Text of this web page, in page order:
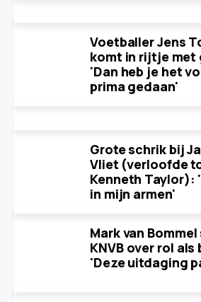
Voetballer Jens
komt in rijtje met
'Dan heb je het
prima gedaan'
Grote schrik bij
Vliet (verloofde
Kenneth Taylor):
in mijn armen'
Mark van
KNVB over rol
'Deze uitdaging